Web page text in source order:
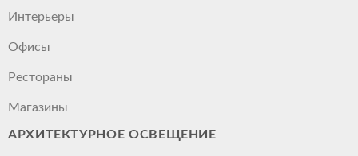
Интерьеры
Офисы
Рестораны
Магазины
АРХИТЕКТУРНОЕ ОСВЕЩЕНИЕ